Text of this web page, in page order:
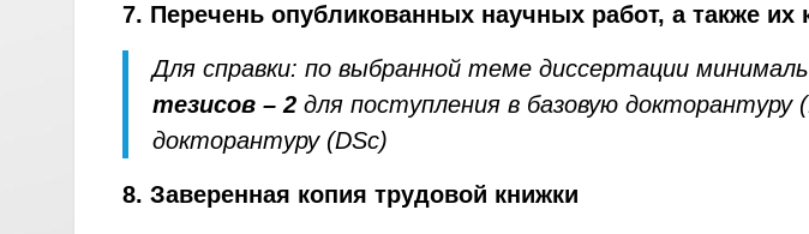
7. Перечень опубликованных научных работ, а также их
Для справки: по выбранной теме диссертации
тезисов – 2 для поступления в базовую докторантуру
докторантуру (DSc)
8. Заверенная копия трудовой книжки